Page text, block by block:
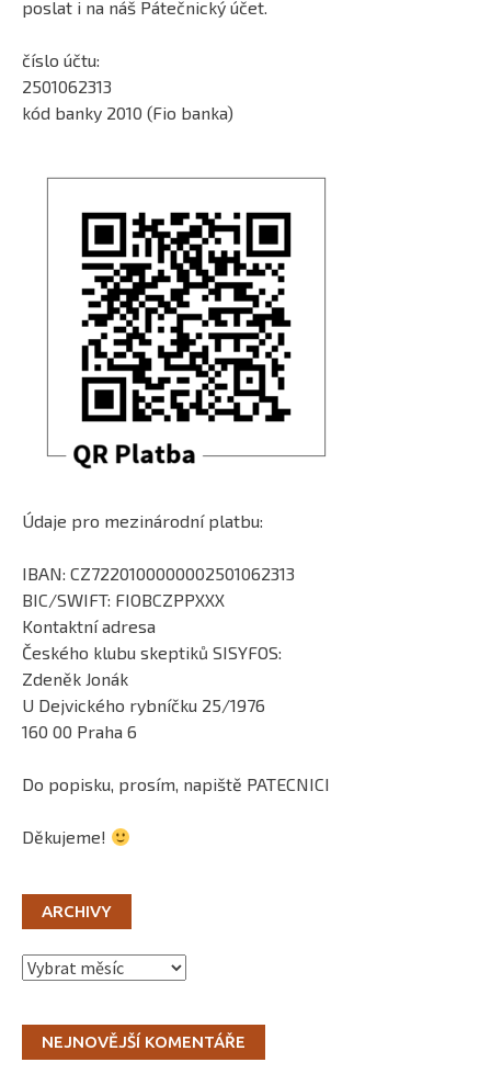
poslat i na náš Pátečnický účet.
číslo účtu:
2501062313
kód banky 2010 (Fio banka)
Údaje pro mezinárodní platbu:
IBAN: CZ7220100000002501062313
BIC/SWIFT: FIOBCZPPXXX
Kontaktní adresa
Českého klubu skeptiků SISYFOS:
Zdeněk Jonák
U Dejvického rybníčku 25/1976
160 00 Praha 6
Do popisku, prosím, napiště PATECNICI
Děkujeme!
ARCHIVY
Archivy
NEJNOVĚJŠÍ KOMENTÁŘE